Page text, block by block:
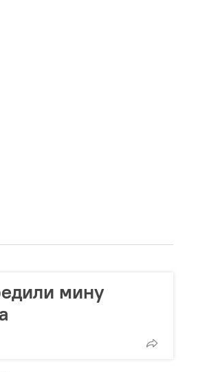
мину